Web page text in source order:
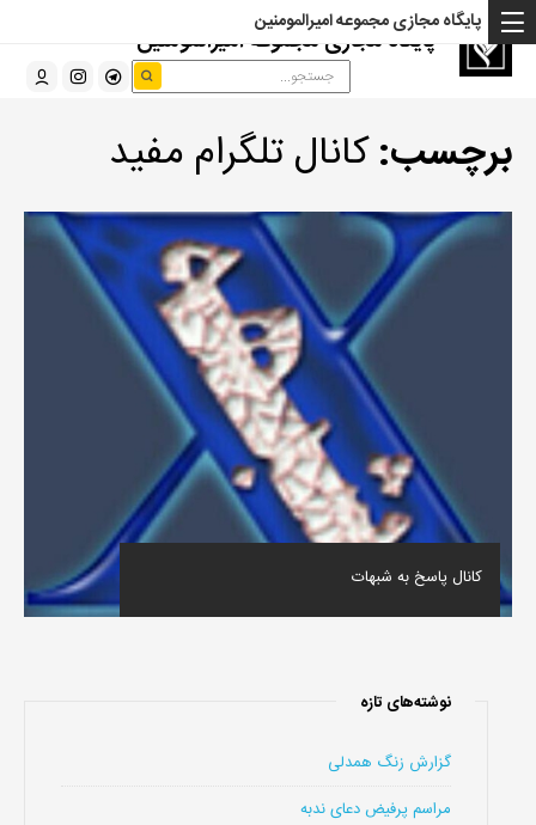
پایگاه مجازی مجموعه امیرالمومنین
پایگاه مجازی مجموعه امیرالمومنین
برچسب:کانال تلگرام مفید
کانال پاسخ به شبهات
نوشته‌های تازه
گزارش زنگ همدلی
مراسم پرفیض دعای ندبه